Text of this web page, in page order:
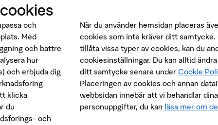
och
Med
och bättre
hur
och erbjuda dig
klicka
du
och
När du använder hemsidan placeras
cookies som inte kräver ditt samtycke.
tillåta vissa typer av cookies, kan du
cookiesinställningar. Du kan alltid
ditt samtycke senare under Cookie
Placeringen av cookies och annan
webbsidan innebär att vi behandlar dina
personuppgifter, du kan läsa mer om